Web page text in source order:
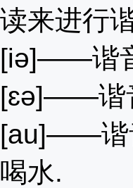
读来进行
[iə]――谐
[ɛə]――谐
[au]――谐
喝水.